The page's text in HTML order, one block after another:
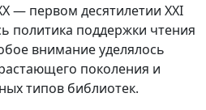
— первом десятилетии XXI
политика поддержки чтения
внимание уделялось
поколения и
типов библиотек.